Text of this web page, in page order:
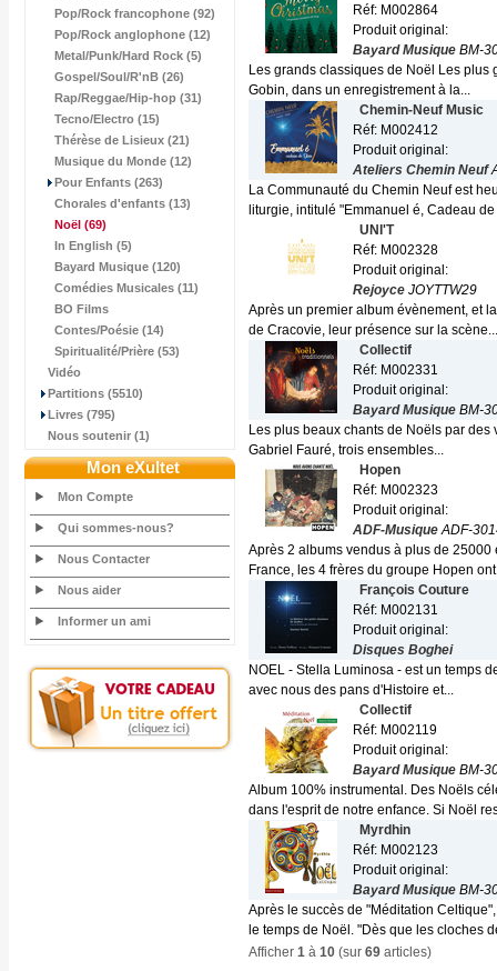
Pop/Rock francophone (92)
Pop/Rock anglophone (12)
Metal/Punk/Hard Rock (5)
Gospel/Soul/R'nB (26)
Rap/Reggae/Hip-hop (31)
Tecno/Electro (15)
Thérèse de Lisieux (21)
Musique du Monde (12)
Pour Enfants (263)
Chorales d'enfants (13)
Noël (69)
In English (5)
Bayard Musique (120)
Comédies Musicales (11)
BO Films
Contes/Poésie (14)
Spiritualité/Prière (53)
Vidéo
Partitions (5510)
Livres (795)
Nous soutenir (1)
Mon eXultet
Mon Compte
Qui sommes-nous?
Nous Contacter
Nous aider
Informer un ami
Réf: M002864
Produit original:
Bayard Musique BM-
Les grands classiques de Noël Les
Gobin, dans un enregistrement à la...
Chemin-Neuf Music
Réf: M002412
Produit original:
Ateliers Chemin Neuf
La Communauté du Chemin Neuf est
liturgie, intitulé "Emmanuel é, Cadeau
UNI'T
Réf: M002328
Produit original:
Rejoyce JOYTTW29
Après un premier album évènement, et
de Cracovie, leur présence sur la scène...
Collectif
Réf: M002331
Produit original:
Bayard Musique BM-
Les plus beaux chants de Noëls par
Gabriel Fauré, trois ensembles...
Hopen
Réf: M002323
Produit original:
ADF-MusiqueADF-
Après 2 albums vendus à plus de
France, les 4 frères du groupe Hopen
François Couture
Réf: M002131
Produit original:
Disques Boghei
NOEL - Stella Luminosa - est un temps
avec nous des pans d'Histoire et...
Collectif
Réf: M002119
Produit original:
Bayard Musique BM-
Album 100% instrumental. Des Noëls
dans l'esprit de notre enfance. Si Noël
Myrdhin
Réf: M002123
Produit original:
Bayard Musique BM-
Après le succès de "Méditation
le temps de Noël. "Dès que les cloches
Afficher 1 à 10 (sur 69 articles)